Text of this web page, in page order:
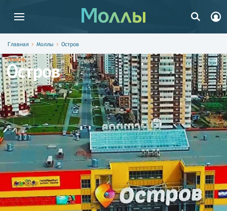
Главная Моллы Остров
ТЮМЕНЬ
Остров
10:00-22:00